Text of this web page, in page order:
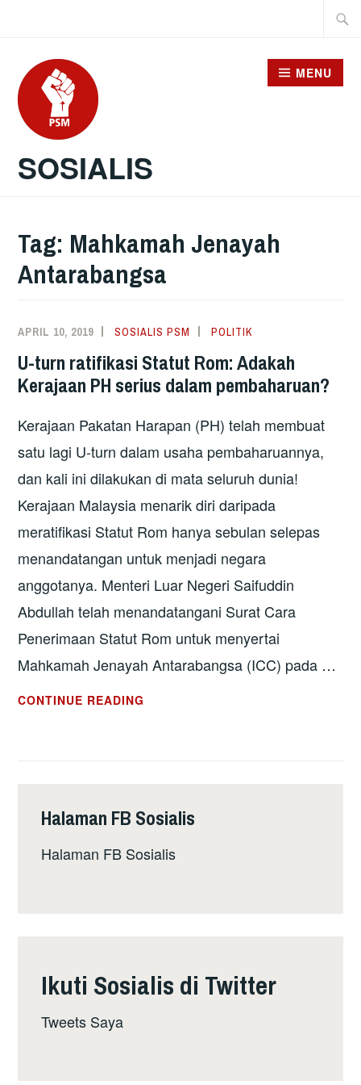
content
SOSIALIS
MENU
Tag: Mahkamah Jenayah
Antarabangsa
APRIL 10, 2019 SOSIALIS PSM POLITIK
U-turn ratifikasi Statut Rom: Adakah
Kerajaan PH serius dalam pembaharuan?
Kerajaan Pakatan Harapan (PH) telah membuat
satu lagi U-turn dalam usaha pembaharuannya,
dan kali ini dilakukan di mata seluruh dunia!
Kerajaan Malaysia menarik diri daripada
meratifikasi Statut Rom hanya sebulan selepas
menandatangan untuk menjadi negara
anggotanya. Menteri Luar Negeri Saifuddin
Abdullah telah menandatangani Surat Cara
Penerimaan Statut Rom untuk menyertai
Mahkamah Jenayah Antarabangsa (ICC) pada …
CONTINUE READING
KERAJAAN
PH
Halaman FB Sosialis
Halaman FB Sosialis
Ikuti Sosialis di Twitter
Tweets Saya